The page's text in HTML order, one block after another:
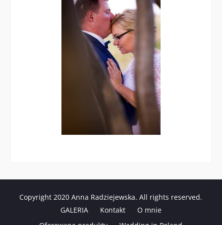
Copyright 2020 Anna Radziejewska. All rights reserved.
GALERIA
Kontakt
O mnie